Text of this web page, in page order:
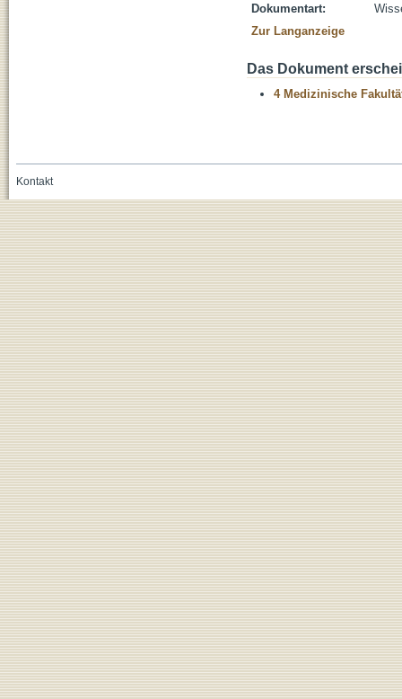
Dokumentart:
Zur Langanzeige
Das Dokument
4 Medizinische
Kontakt